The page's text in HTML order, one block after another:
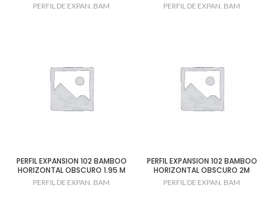
PERFIL DE EXPAN. BAM PERFIL DE EXPAN. BAM
PERFIL EXPANSION 102 BAMBOO
HORIZONTAL OBSCURO 1.95 M
PERFIL DE EXPAN. BAM
PERFIL EXPANSION 102 BAMBOO
HORIZONTAL OBSCURO 2M
PERFIL DE EXPAN. BAM